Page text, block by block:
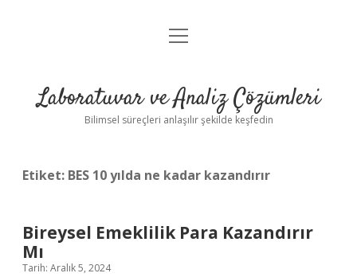
Anasayfa
Yasal Uyarı
menüyü
Laboratuvar ve Analiz Çözümleri
Bilimsel süreçleri anlaşılır şekilde keşfedin
Etiket: BES 10 yılda ne kadar kazandırır
Bireysel Emeklilik Para Kazandırır
Mı
Tarih: Aralık 5, 2024